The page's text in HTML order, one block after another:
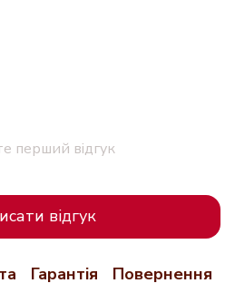
перший відгук
відгук
Гарантія Повернення